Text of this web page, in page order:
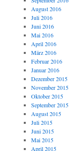
August 2016
Juli 2016
Juni 2016
Mai 2016
April 2016
März 2016
Februar 2016
Januar 2016
Dezember 2015
November 2015
Oktober 2015
September 2015
August 2015
Juli 2015
Juni 2015
Mai 2015
April 2015